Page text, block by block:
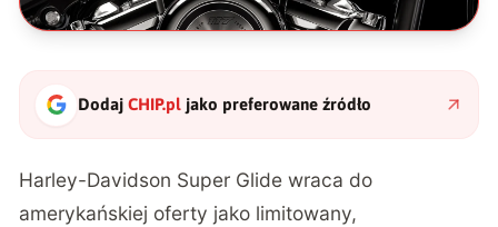
DodajCHIP.pl jako preferowane źródło
Harley-Davidson Super Glide wraca do
amerykańskiej oferty jako limitowany,